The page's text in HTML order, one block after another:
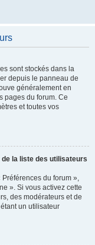
sont stockés dans la
depuis le panneau de
généralement en
pages du forum. Ce
et toutes vos
la liste des utilisateurs
Préférences du forum »,
». Si vous activez cette
des modérateurs et de
un utilisateur